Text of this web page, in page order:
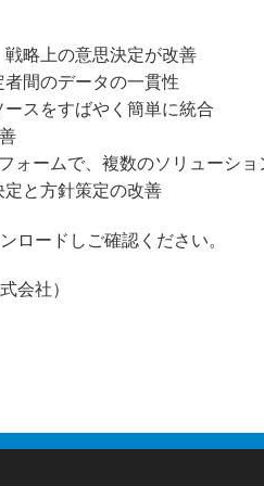
略上の意思決定が改善
間のデータの一貫性
ースをすばやく簡単に統合
ォームで、複数のソリューショ
と方針策定の改善
ロードしご確認ください。
会社）